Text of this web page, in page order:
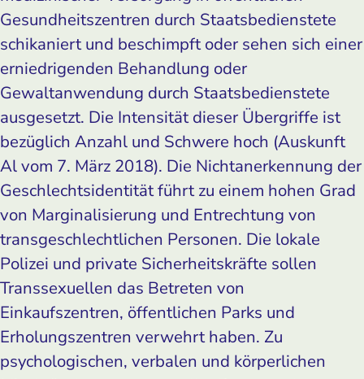
Gesundheitszentren durch Staatsbedienstete
schikaniert und beschimpft oder sehen sich einer
erniedrigenden Behandlung oder
Gewaltanwendung durch Staatsbedienstete
ausgesetzt. Die Intensität dieser Übergriffe ist
bezüglich Anzahl und Schwere hoch (Auskunft
Al vom 7. März 2018). Die Nichtanerkennung der
Geschlechtsidentität führt zu einem hohen Grad
von Marginalisierung und Entrechtung von
transgeschlechtlichen Personen. Die lokale
Polizei und private Sicherheitskräfte sollen
Transsexuellen das Betreten von
Einkaufszentren, öffentlichen Parks und
Erholungszentren verwehrt haben. Zu
psychologischen, verbalen und körperlichen